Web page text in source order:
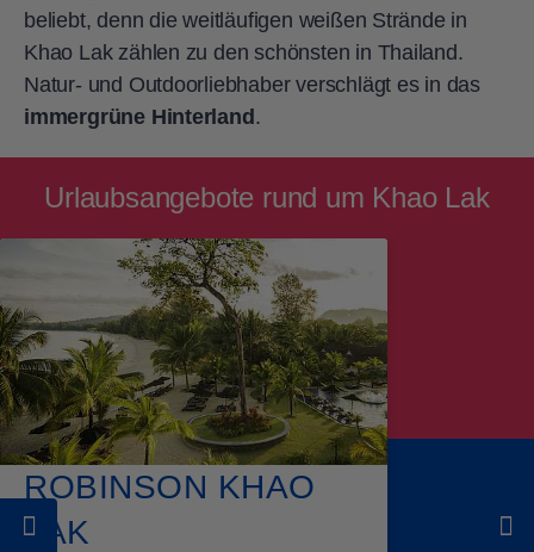
beliebt, denn die weitläufigen weißen Strände in
Khao Lak zählen zu den schönsten in Thailand.
Natur- und Outdoorliebhaber verschlägt es in das
immergrüne Hinterland .
Urlaubsangebote rund um Khao Lak
ROBINSON KHAO
LAK